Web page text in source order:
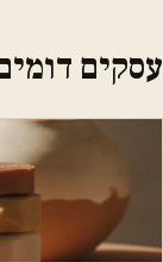
עסקים